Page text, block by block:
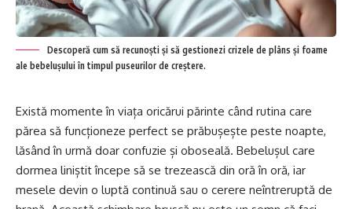
Descoperă cum să recunoști și să gestionezi crizele de plâns și foame
ale bebelușului în timpul puseurilor de creștere.
Există momente în viața oricărui părinte când rutina care
părea să funcționeze perfect se prăbușește peste noapte,
lăsând în urmă doar confuzie și oboseală. Bebelușul care
dormea liniștit începe să se trezească din oră în oră, iar
mesele devin o luptă continuă sau o cerere neîntreruptă de